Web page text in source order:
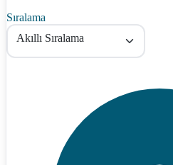
Sıralama
Akıllı Sıralama